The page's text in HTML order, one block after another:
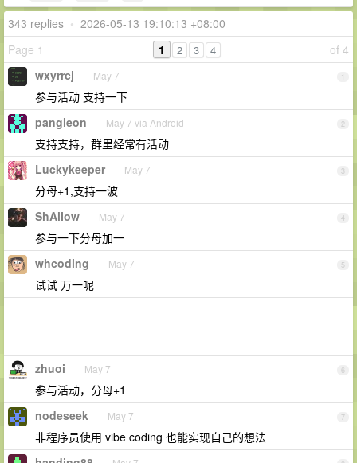
343 replies • 2026-05-13 19:10:13 +08:00
Page 1
of 4
1 2 3 4
1
wxyrrcj May 7
参与活动 支持一下
2
pangleon May 7 via Android
支持支持，群里经常有活动
3
Luckykeeper May 7
分母+1,支持一波
4
ShAlIow May 7
参与一下分母加一
5
whcoding May 7
试试 万一呢
6
zhuoi May 7
参与活动，分母+1
7
nodeseek May 7
非程序员使用 vibe coding 也能实现自己的想法